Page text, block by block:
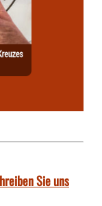
Sie uns